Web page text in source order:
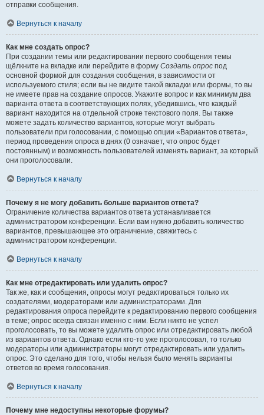
отправки сообщения.
Вернуться к началу
Как мне создать опрос?
При создании темы или редактировании первого сообщения темы
щёлкните на вкладке или перейдите в форму Создать опрос под
основной формой для создания сообщения, в зависимости от
используемого стиля; если вы не видите такой вкладки или формы, то вы
не имеете прав на создание опросов. Укажите вопрос и как минимум два
варианта ответа в соответствующих полях, убедившись, что каждый
вариант находится на отдельной строке текстового поля. Вы также
можете задать количество вариантов, которые могут выбрать
пользователи при голосовании, с помощью опции «Вариантов ответа»,
период проведения опроса в днях (0 означает, что опрос будет
постоянным) и возможность пользователей изменять вариант, за который
они проголосовали.
Вернуться к началу
Почему я не могу добавить больше вариантов ответа?
Ограничение количества вариантов ответа устанавливается
администратором конференции. Если вам нужно добавить количество
вариантов, превышающее это ограничение, свяжитесь с
администратором конференции.
Вернуться к началу
Как мне отредактировать или удалить опрос?
Так же, как и сообщения, опросы могут редактироваться только их
создателями, модераторами или администраторами. Для
редактирования опроса перейдите к редактированию первого сообщения
в теме; опрос всегда связан именно с ним. Если никто не успел
проголосовать, то вы можете удалить опрос или отредактировать любой
из вариантов ответа. Однако если кто-то уже проголосовал, то только
модераторы или администраторы могут отредактировать или удалить
опрос. Это сделано для того, чтобы нельзя было менять варианты
ответов во время голосования.
Вернуться к началу
Почему мне недоступны некоторые форумы?